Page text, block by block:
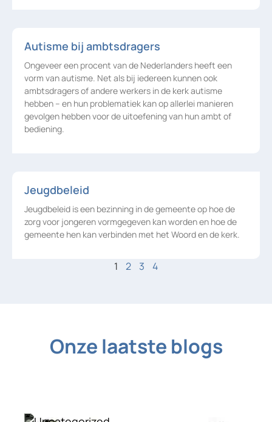
Autisme bij ambtsdragers
Ongeveer een procent van de Nederlanders heeft een
vorm van autisme. Net als bij iedereen kunnen ook
ambtsdragers of andere werkers in de kerk autisme
hebben – en hun problematiek kan op allerlei manieren
gevolgen hebben voor de uitoefening van hun ambt of
bediening.
Jeugdbeleid
Jeugdbeleid is een bezinning in de gemeente op hoe de
zorg voor jongeren vormgegeven kan worden en hoe de
gemeente hen kan verbinden met het Woord en de kerk.
1 2 3 4
Onze laatste blogs